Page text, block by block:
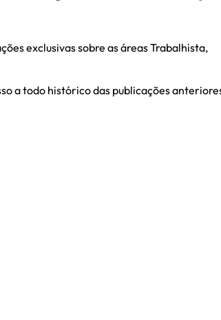
exclusivas sobre as áreas Trabalhista,
a todo histórico das publicações